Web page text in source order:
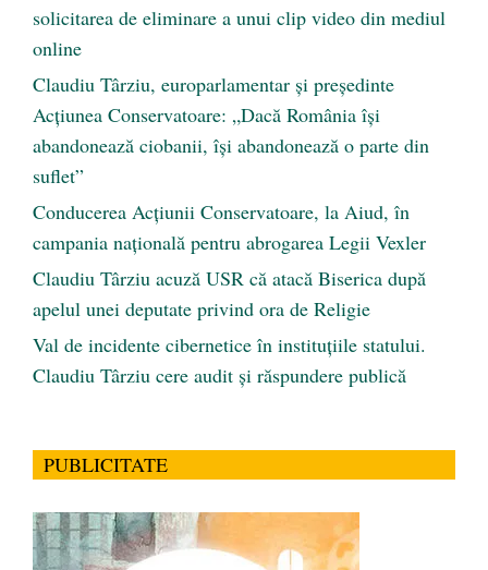
solicitarea de eliminare a unui clip video din mediul
online
Claudiu Târziu, europarlamentar și președinte
Acțiunea Conservatoare: „Dacă România își
abandonează ciobanii, își abandonează o parte din
suflet”
Conducerea Acțiunii Conservatoare, la Aiud, în
campania națională pentru abrogarea Legii Vexler
Claudiu Târziu acuză USR că atacă Biserica după
apelul unei deputate privind ora de Religie
Val de incidente cibernetice în instituțiile statului.
Claudiu Târziu cere audit și răspundere publică
PUBLICITATE